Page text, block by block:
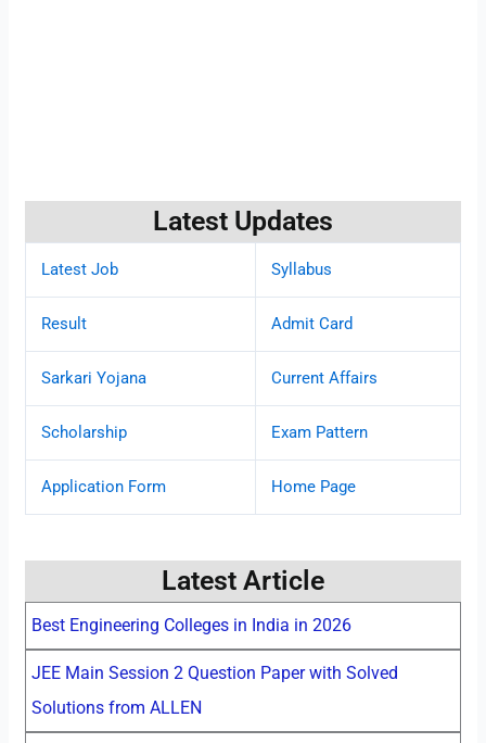
Latest Updates
Latest Job Syllabus
Result Admit Card
Sarkari Yojana Current Affairs
Scholarship Exam Pattern
Application Form Home Page
Latest Article
Best Engineering Colleges in India in 2026
JEE Main Session 2 Question Paper with Solved
Solutions from ALLEN